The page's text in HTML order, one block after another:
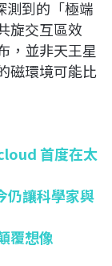
測到的「極端
旋交互區效
，並非天王星
磁環境可能比
首度在太
仍讓科學家與
覆想像